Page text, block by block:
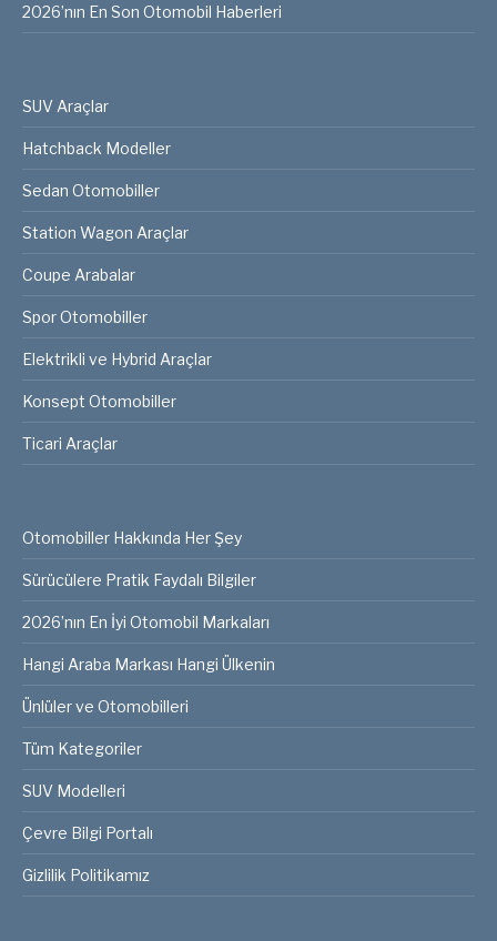
2026’nın En Son Otomobil Haberleri
SUV Araçlar
Hatchback Modeller
Sedan Otomobiller
Station Wagon Araçlar
Coupe Arabalar
Spor Otomobiller
Elektrikli ve Hybrid Araçlar
Konsept Otomobiller
Ticari Araçlar
Otomobiller Hakkında Her Şey
Sürücülere Pratik Faydalı Bilgiler
2026’nın En İyi Otomobil Markaları
Hangi Araba Markası Hangi Ülkenin
Ünlüler ve Otomobilleri
Tüm Kategoriler
SUV Modelleri
Çevre Bilgi Portalı
Gizlilik Politikamız